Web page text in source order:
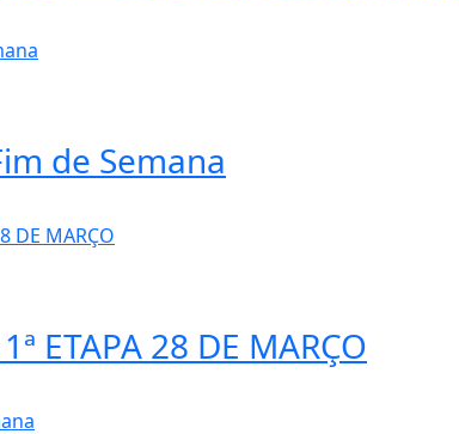
de Semana
ETAPA 28 DE MARÇO